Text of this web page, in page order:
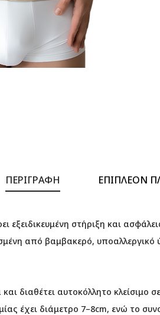
ΠΕΡΙΓΡΑΦΉ ΕΠΙΠΛΈΟΝ
εξειδικευμένη στήριξη και
από βαμβακερό,
διαθέτει αυτοκόλλητο
έχει διάμετρο 7–8cm, ενώ το